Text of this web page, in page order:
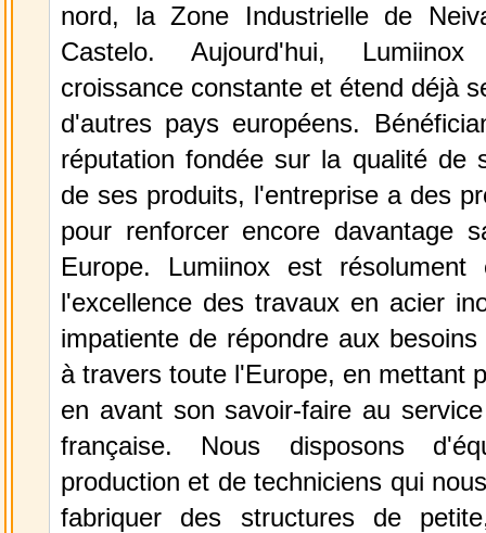
nord, la Zone Industrielle de
Castelo. Aujourd'hui,
croissance constante et étend déjà
d'autres pays européens.
réputation fondée sur la qualité de
de ses produits, l'entreprise a des
pour renforcer encore davantage
Europe. Lumiinox est résolument
l'excellence des travaux en acier
impatiente de répondre aux
à travers toute l'Europe, en mettant
en avant son savoir-faire au
française. Nous disposons
production et de techniciens qui
fabriquer des structures de